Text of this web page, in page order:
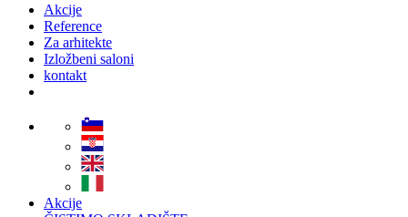
Akcije
Reference
Za arhitekte
Izložbeni saloni
kontakt
Akcije